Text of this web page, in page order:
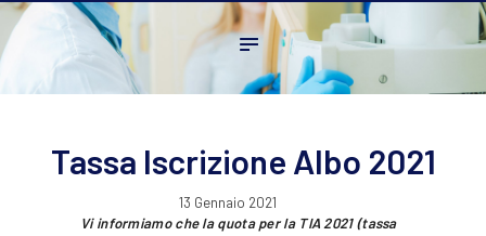
Home
L’ordine
Ambito Professionale
News
Tassa Iscrizione Albo 2021
13 Gennaio 2021
Vi informiamo che la quota per la TIA 2021 (tassa